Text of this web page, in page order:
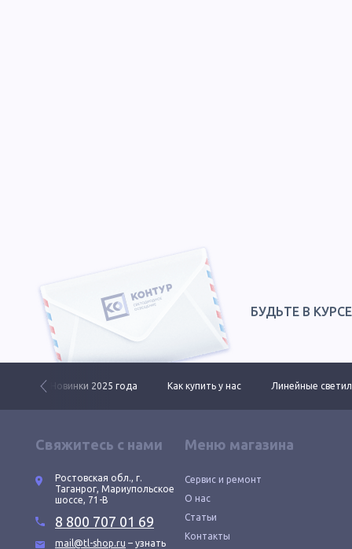
БУДЬТЕ В
Новинки 2025 года Как купить у нас Линейные
Свяжитесь с нами
Ростовская обл., г.
Таганрог, Мариупольское
шоссе, 71-В
8 800 707 01 69
mail@tl-shop.ru – узнать
Меню магазина
Сервис и ремонт
О нас
Статьи
Контакты